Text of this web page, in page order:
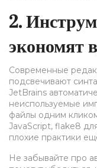
2.
экономят
Современные
подсвечивают
JetBrains
неиспользуемые
файлы одним
JavaScript, flake8
плохие практики
Не забывайте про